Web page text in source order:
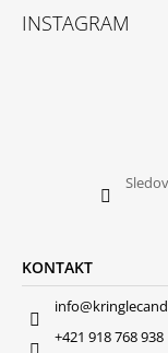
INSTAGRAM
KONTAKT
+421 918 768 938